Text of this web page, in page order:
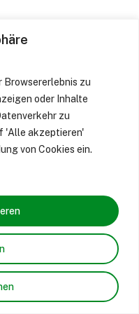
Browsererlebnis zu
oder Inhalte
zu
'Alle akzeptieren'
von Cookies ein.